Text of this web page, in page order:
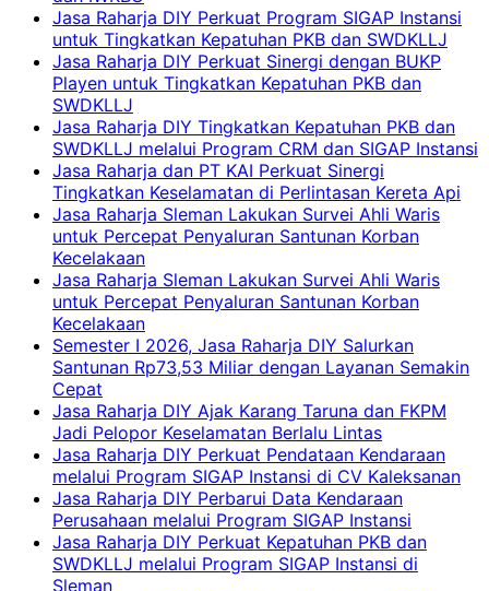
Jasa Raharja DIY Perkuat Program SIGAP Instansi
untuk Tingkatkan Kepatuhan PKB dan SWDKLLJ
Jasa Raharja DIY Perkuat Sinergi dengan BUKP
Playen untuk Tingkatkan Kepatuhan PKB dan
SWDKLLJ
Jasa Raharja DIY Tingkatkan Kepatuhan PKB dan
SWDKLLJ melalui Program CRM dan SIGAP Instansi
Jasa Raharja dan PT KAI Perkuat Sinergi
Tingkatkan Keselamatan di Perlintasan Kereta Api
Jasa Raharja Sleman Lakukan Survei Ahli Waris
untuk Percepat Penyaluran Santunan Korban
Kecelakaan
Jasa Raharja Sleman Lakukan Survei Ahli Waris
untuk Percepat Penyaluran Santunan Korban
Kecelakaan
Semester I 2026, Jasa Raharja DIY Salurkan
Santunan Rp73,53 Miliar dengan Layanan Semakin
Cepat
Jasa Raharja DIY Ajak Karang Taruna dan FKPM
Jadi Pelopor Keselamatan Berlalu Lintas
Jasa Raharja DIY Perkuat Pendataan Kendaraan
melalui Program SIGAP Instansi di CV Kaleksanan
Jasa Raharja DIY Perbarui Data Kendaraan
Perusahaan melalui Program SIGAP Instansi
Jasa Raharja DIY Perkuat Kepatuhan PKB dan
SWDKLLJ melalui Program SIGAP Instansi di
Sleman